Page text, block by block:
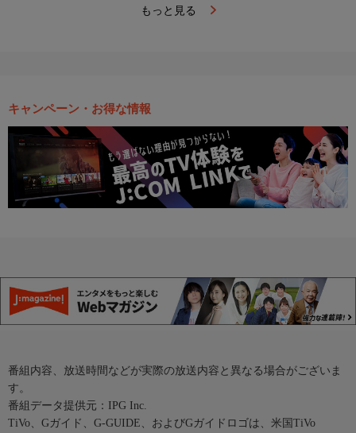
もっと見る
キャンペーン・お得な情報
番組内容、放送時間などが実際の放送内容と異なる場合がございま
す。
番組データ提供元：IPG Inc.
TiVo、Gガイド、G-GUIDE、およびGガイドロゴは、米国TiVo